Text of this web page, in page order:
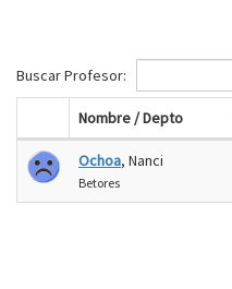
Buscar Profesor:
Nombre / Depto
Ochoa, Nanci
Betores